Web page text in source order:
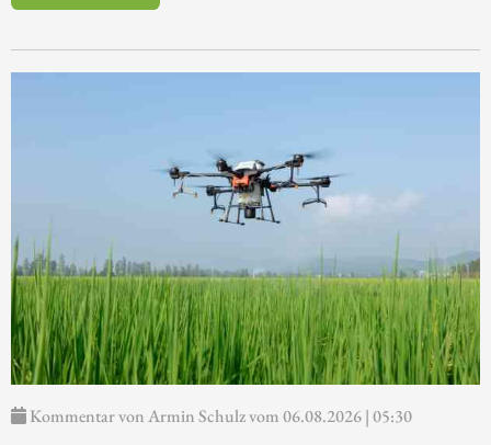
Kommentar von Armin Schulz vom 06.08.2026 | 05:30